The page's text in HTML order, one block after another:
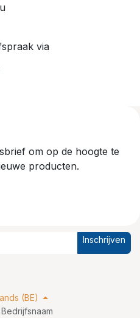
via
om op de hoogte te
producten.
Inschrijven
(BE)